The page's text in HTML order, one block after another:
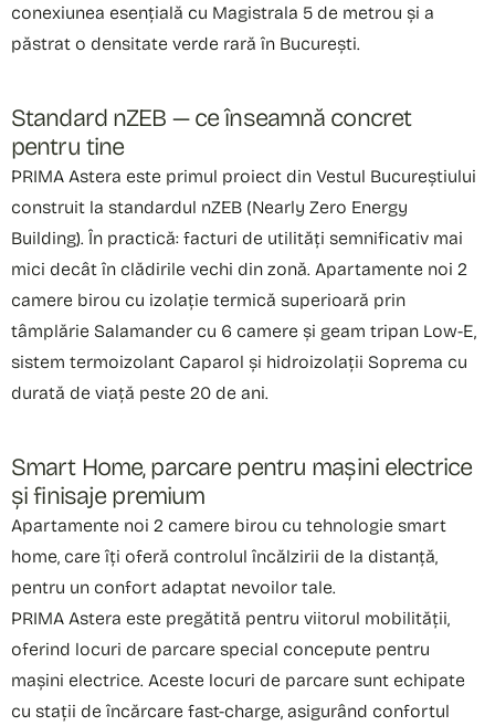
conexiunea esențială cu Magistrala 5 de metrou și a
păstrat o densitate verde rară în București.
Standard nZEB — ce înseamnă concret
pentru tine
PRIMA Astera este primul proiect din Vestul Bucureștiului
construit la standardul nZEB (Nearly Zero Energy
Building). În practică: facturi de utilități semnificativ mai
mici decât în clădirile vechi din zonă. Apartamente noi 2
camere birou cu izolație termică superioară prin
tâmplărie Salamander cu 6 camere și geam tripan Low-E,
sistem termoizolant Caparol și hidroizolații Soprema cu
durată de viață peste 20 de ani.
Smart Home, parcare pentru mașini electrice
și finisaje premium
Apartamente noi 2 camere birou cu tehnologie smart
home, care îți oferă controlul încălzirii de la distanță,
pentru un confort adaptat nevoilor tale.
PRIMA Astera este pregătită pentru viitorul mobilității,
oferind locuri de parcare special concepute pentru
mașini electrice. Aceste locuri de parcare sunt echipate
cu stații de încărcare fast-charge, asigurând confortul